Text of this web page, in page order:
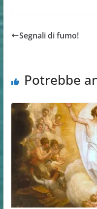
Segnali di fumo!
Potrebbe